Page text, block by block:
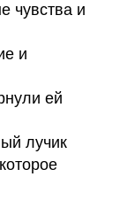
чувства и
и
ей
лучик